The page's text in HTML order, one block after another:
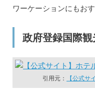
ワーケーションにもお
政府登録国際
引用元： 【公式サ